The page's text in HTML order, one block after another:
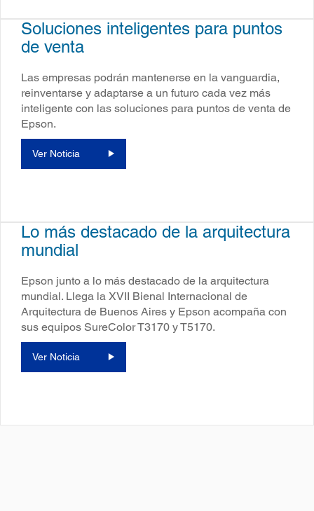
Soluciones inteligentes para puntos
de venta
Las empresas podrán mantenerse en la vanguardia,
reinventarse y adaptarse a un futuro cada vez más
inteligente con las soluciones para puntos de venta de
Epson.
Ver Noticia
Lo más destacado de la arquitectura
mundial
Epson junto a lo más destacado de la arquitectura
mundial. Llega la XVII Bienal Internacional de
Arquitectura de Buenos Aires y Epson acompaña con
sus equipos SureColor T3170 y T5170.
Ver Noticia